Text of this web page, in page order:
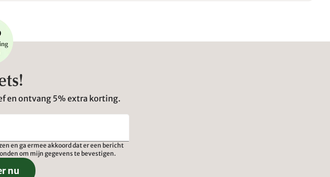
en ontvang 5% extra korting.
en ga ermee akkoord dat er een bericht
om mijn gegevens te bevestigen.
nu